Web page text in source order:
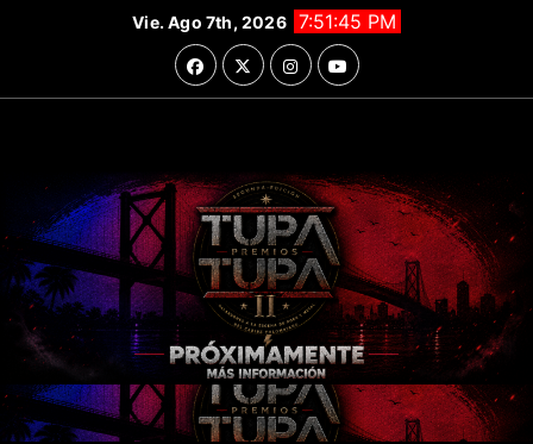
Vie. Ago 7th, 2026 7:51:47 PM